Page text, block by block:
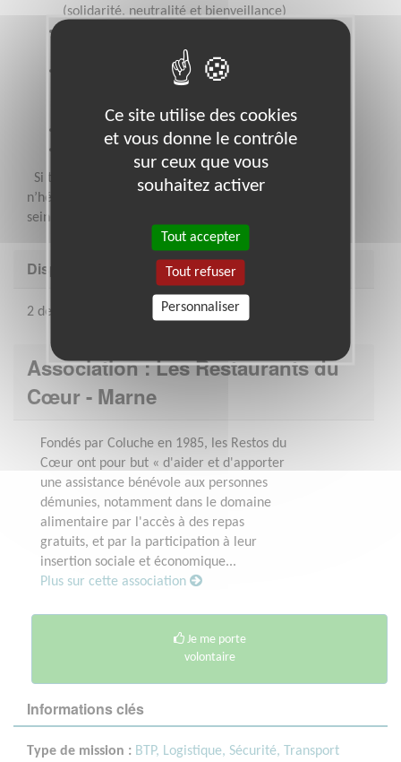
(solidarité, neutralité et bienveillance)
consignes d’hygiène et de sécurité
Tu aimes travailler en équipe et possède une
aisance relationnelle doublée d’un sens de la
communication
Tu as le sens de l’écoute et du dialogue
Tu es accueillant.e et souriant.e
Si tu te retrouves dans ces caractéristiques, alors
n’hésite plus et rejoins nous pour devenir bénévole au
sein des Restos du Cœur !
Disponibilité demandée
2 demi-journées par semaine
Association : Les Restaurants du
Cœur - Marne
Fondés par Coluche en 1985, les Restos du
Cœur ont pour but « d'aider et d'apporter
une assistance bénévole aux personnes
démunies, notamment dans le domaine
alimentaire par l'accès à des repas
gratuits, et par la participation à leur
insertion sociale et économique...
Plus sur cette association
Je me porte
volontaire
Informations clés
Type de mission : BTP, Logistique, Sécurité, Transport
Ce site utilise des cookies
et vous donne le contrôle
sur ceux que vous
souhaitez activer
Tout accepter
Tout refuser
Personnaliser